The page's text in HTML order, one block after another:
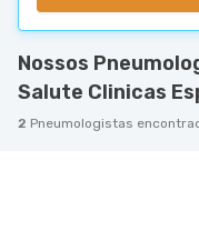
Nossos
Salute Clinicas
2 Pneumologistas